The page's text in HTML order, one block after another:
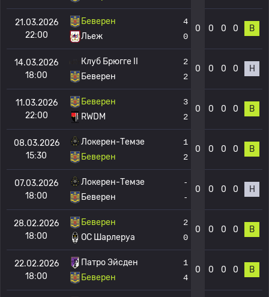
21.03.2026
22:00
Беверен
Льеж
4
0
0 0 0 0 В
14.03.2026
18:00
Клуб Брюгге II
Беверен
2
2
0 0 0 0 Н
11.03.2026
22:00
Беверен
RWDM
3
2
0 0 0 0 В
08.03.2026
15:30
Локерен-Темзе
Беверен
1
2
0 0 0 0 В
07.03.2026
18:00
Локерен-Темзе
Беверен
-
-
0 0 0 0 Н
28.02.2026
18:00
Беверен
OC Шарлеруа
2
0
0 0 0 0 В
22.02.2026
18:00
Патро Эйсден
Беверен
1
4
0 0 0 0 В